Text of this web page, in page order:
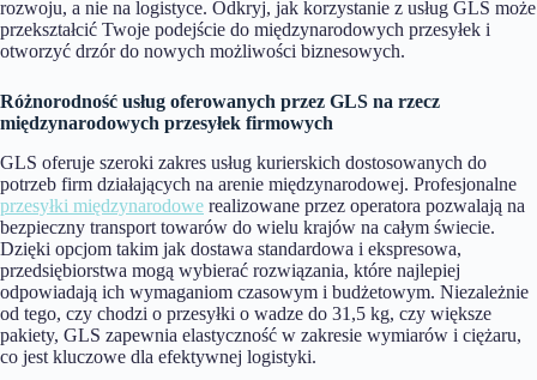
rozwoju, a nie na logistyce. Odkryj, jak korzystanie z usług GLS może
przekształcić Twoje podejście do międzynarodowych przesyłek i
otworzyć drzór do nowych możliwości biznesowych.
Różnorodność usług oferowanych przez GLS na rzecz
międzynarodowych przesyłek firmowych
GLS oferuje szeroki zakres usług kurierskich dostosowanych do
potrzeb firm działających na arenie międzynarodowej. Profesjonalne
przesyłki międzynarodowe realizowane przez operatora pozwalają na
bezpieczny transport towarów do wielu krajów na całym świecie.
Dzięki opcjom takim jak dostawa standardowa i ekspresowa,
przedsiębiorstwa mogą wybierać rozwiązania, które najlepiej
odpowiadają ich wymaganiom czasowym i budżetowym. Niezależnie
od tego, czy chodzi o przesyłki o wadze do 31,5 kg, czy większe
pakiety, GLS zapewnia elastyczność w zakresie wymiarów i ciężaru,
co jest kluczowe dla efektywnej logistyki.